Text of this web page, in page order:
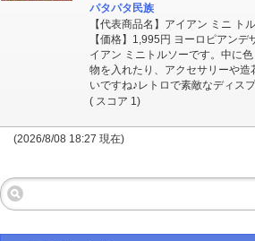
パタパタ民族
【代表商品名】アイアン ミニ ト
【価格】1,995円 ヨーロピアンデ
イアン ミニトルソーです。中に
物を入れたり、アクセサリーや造
いですね♪レトロで素敵なディス
( スコア 1)
(2026/8/08 18:27 現在)